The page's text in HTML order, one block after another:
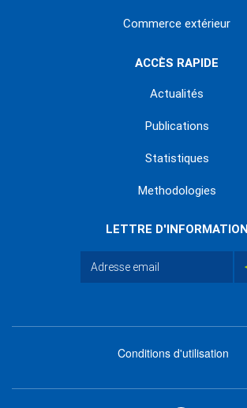
Commerce extérieur
ACCÈS RAPIDE
Actualités
Publications
Statistiques
Methodologies
LETTRE D'INFORMATION
footer
Conditions d'utilisation